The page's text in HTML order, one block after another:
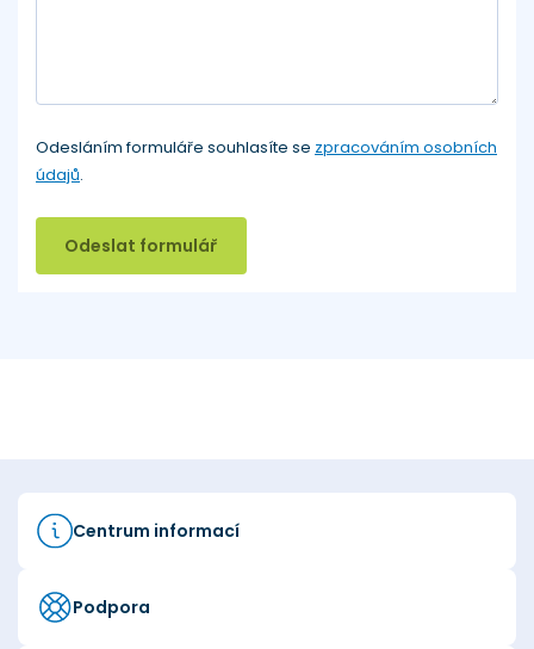
Odesláním formuláře souhlasíte se zpracováním osobních
údajů.
Odeslat formulář
Centrum informací
Podpora